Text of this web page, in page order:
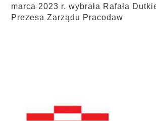
marca 2023 r. wybrała Rafała
Prezesa Zarządu Pracodaw